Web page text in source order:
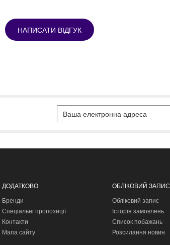
НАПИСАТИ ВІДГУК
ДОДАТКОВО
Бренди
Спеціальні пропозиції
Контакти
Мапа сайту
ОБЛІКОВИЙ ЗАПИС
Обліковий запис
Історія замовлень
Список побажань
Розсилання новин